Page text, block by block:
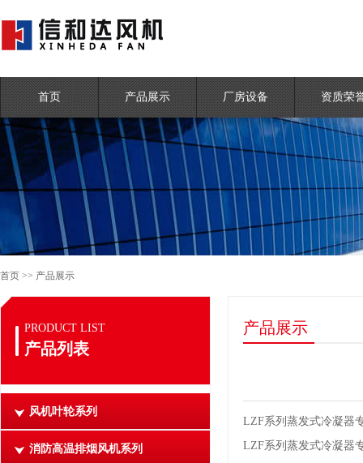
首页 产品展示 厂房设备 资质荣
首页 >> 产品展示
PRODUCT LIST
产品列表
风机叶轮系列
消防高温排烟风机系列
产品展示
LZF系列蒸发式冷凝器
LZF系列蒸发式冷凝器